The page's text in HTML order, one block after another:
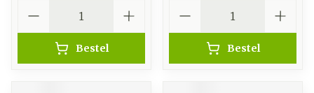
Bestel Bestel